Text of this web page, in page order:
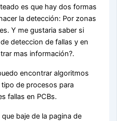
es que hay dos formas
la detección: Por zonas
Y me gustaria saber si
deteccion de fallas y en
mas información?.
encontrar algoritmos
de procesos para
fallas en PCBs.
baje de la pagina de